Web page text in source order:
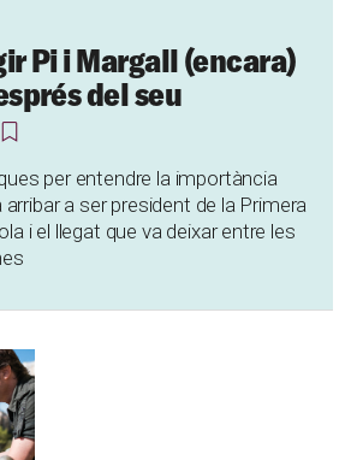
Pi i Margall (encara)
del seu
per entendre la importància
a ser president de la Primera
i el llegat que va deixar entre les